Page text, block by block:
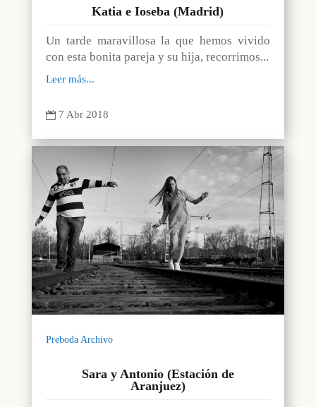
Katia e Ioseba (Madrid)
Un tarde maravillosa la que hemos vivido
con esta bonita pareja y su hija, recorrimos...
Leer más...
 7 Abr 2018
Preboda Archivo
Sara y Antonio (Estación de
Aranjuez)